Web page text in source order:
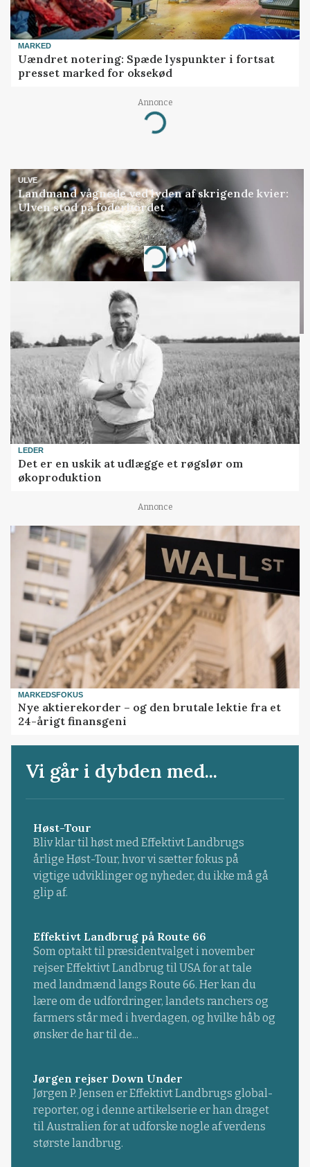
MARKED
Uændret notering: Spæde lyspunkter i fortsat
presset marked for oksekød
Annonce
Loading...
ULVE
Landmand vågnede ved lyden af skrigende kvier:
Ulven stod på foderbordet
Annonce
Loading...
LEDER
Det er en uskik at udlægge et røgslør om
økoproduktion
Annonce
MARKEDSFOKUS
Nye aktierekorder – og den brutale lektie fra et
24-årigt finansgeni
Vi går i dybden med...
Høst-Tour
Bliv klar til høst med Effektivt Landbrugs
årlige Høst-Tour, hvor vi sætter fokus på
vigtige udviklinger og nyheder, du ikke må gå
glip af.
Effektivt Landbrug på Route 66
Som optakt til præsidentvalget i november
rejser Effektivt Landbrug til USA for at tale
med landmænd langs Route 66. Her kan du
lære om de udfordringer, landets ranchers og
farmers står med i hverdagen, og hvilke håb og
ønsker de har til de...
Jørgen rejser Down Under
Jørgen P. Jensen er Effektivt Landbrugs global-
reporter, og i denne artikelserie er han draget
til Australien for at udforske nogle af verdens
største landbrug.